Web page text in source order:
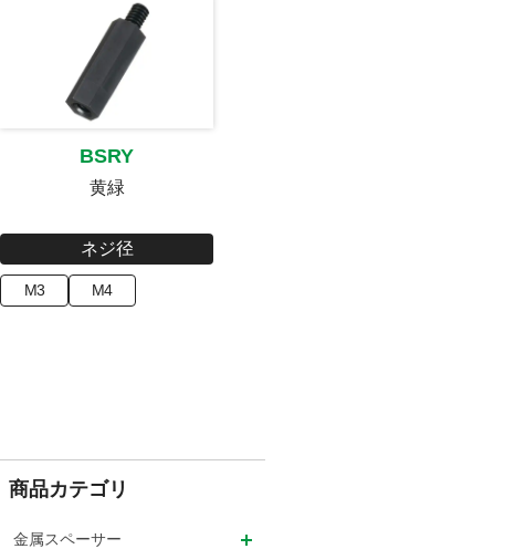
BSRY
黄緑
ネジ径
M3 M4
商品カテゴリ
金属スペーサー